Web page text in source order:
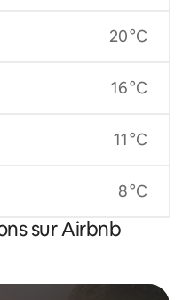
20 °C
16 °C
11 °C
8 °C
sur Airbnb